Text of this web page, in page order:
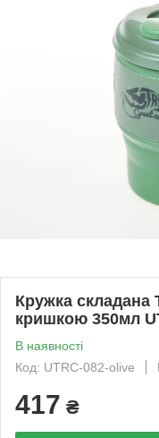
Кружка складана
кришкою 350мл
В наявності
Код: UTRC-082-olive
417 ₴